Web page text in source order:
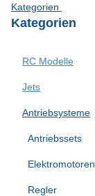
Kategorien
Kategorien
RC Modelle
Jets
Antriebsysteme
Antriebssets
Elektromotoren
Regler